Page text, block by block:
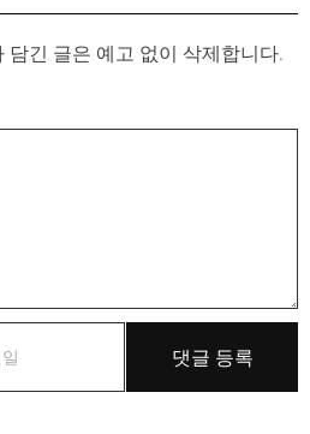
긴 글은 예고 없이 삭제합니다.